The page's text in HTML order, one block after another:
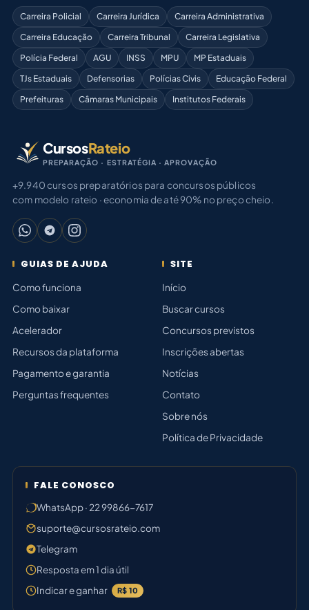
Carreira Policial Carreira Jurídica
Carreira Administrativa
Carreira Educação
Carreira Tribunal
Carreira Legislativa
Polícia Federal
AGU INSS MPU
MP Estaduais
TJs Estaduais
Defensorias Polícias Civis
Educação Federal
Prefeituras
Câmaras Municipais Institutos Federais
CursosRateio
PREPARAÇÃO · ESTRATÉGIA · APROVAÇÃO
+9.940 cursos preparatórios para concursos públicos
com modelo rateio · economia de até 90% no preço cheio.
GUIAS DE AJUDA
Como funciona
Como baixar
Acelerador
Recursos da plataforma
Pagamento e garantia
Perguntas frequentes
SITE
Início
Buscar cursos
Concursos previstos
Inscrições abertas
Notícias
Contato
Sobre nós
Política de Privacidade
FALE CONOSCO
WhatsApp · 22 99866-7617
suporte@cursosrateio.com
Telegram
Resposta em 1 dia útil
Indicar e ganhar
R$ 10